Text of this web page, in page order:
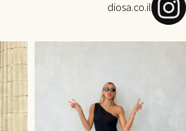
diosa.co.il